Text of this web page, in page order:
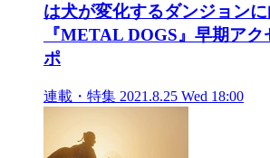
は犬が変化するダンジョンに
『METAL DOGS』早期ア
ポ
連載・特集 2021.8.25 Wed 18:00